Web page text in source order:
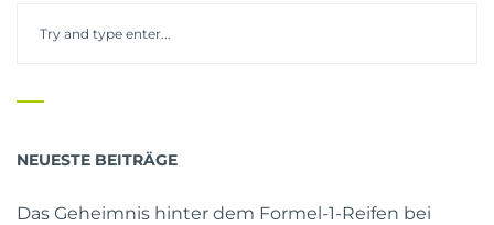
NEUESTE BEITRÄGE
Das Geheimnis hinter dem Formel-1-Reifen bei